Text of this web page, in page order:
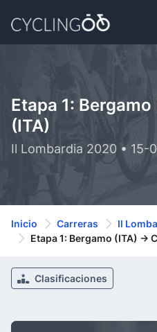
Etapa 1:
(ITA)
Il Lombardia 2020 • 15-
Inicio Carreras
Il
Etapa 1: Bergamo (ITA) ->
Clasificaciones